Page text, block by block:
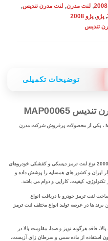
, لنت مدرن, لنت مدرن تندیس,
,پژو,پژو 2008
تندیس
توضیحات تکمیلی
لنت ترمز عقب پژو 2008 مدرن تندیس MAP00065 ، یکی از محصولات پرفروش شرکت مدرن
شرکت قطعه سازان مدرن تندیس با تولید قریب به 2000 نوع لنت ترمز دیسکی و کفشکی خودروهای
ایران و کشور های همسایه را پوشش داده و
کیفیت، کارایی و دوام می باشد.
لنت ترمز خودرو با دریافت انواع
برند ها در عرصه تولید انواع مختلف لنت ترمز
فاقد هرگونه نویز و صدا، مقاومت بالا در
استفاده از ماده سمی و سرطان زای آزبست،